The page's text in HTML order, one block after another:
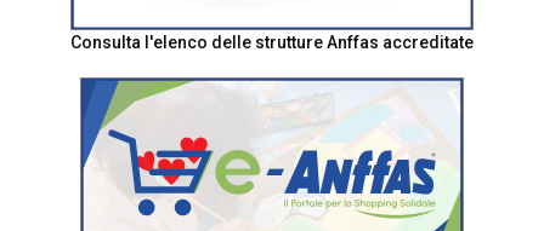
Consulta l'elenco delle strutture Anffas accreditate